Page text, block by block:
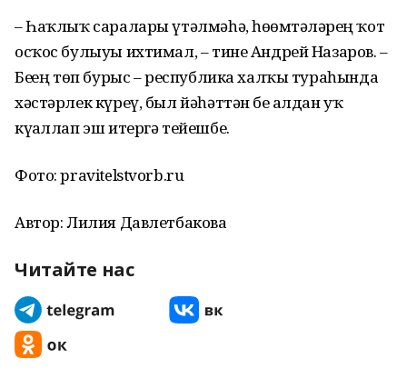
– Һаҡлыҡ саралары үтәлмәһә, һөҙөмтәләрҙең ҡот
осҡос булыуы ихтимал, – тине Андрей Назаров. –
Беҙҙең төп бурыс – республика халҡы тураһында
хәстәрлек күреү, был йәһәттән беҙ алдан уҡ
күҙаллап эш итергә тейешбеҙ.
Фото: pravitelstvorb.ru
Автор: Лилия Давлетбакова
Читайте нас